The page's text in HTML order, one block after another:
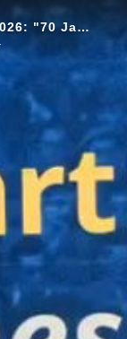
Ausstellungseröffnung 16.04.2026: "70 Jahre Luxemburger Abkommen" im Landtag Niedersachsen